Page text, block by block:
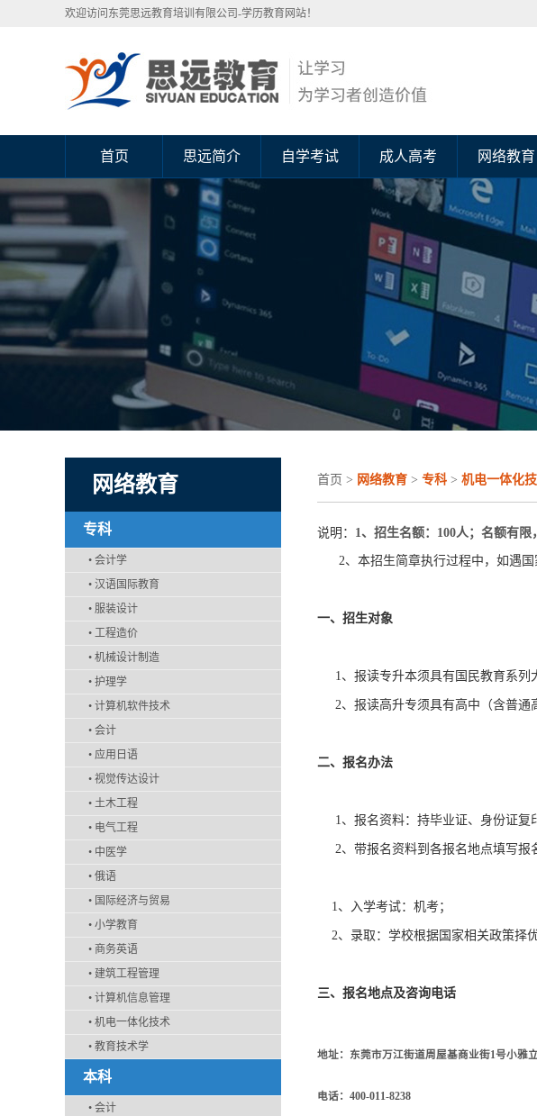
欢迎访问东莞思远教育培训有限公司-学历教育网站！
首页 思远简介 自学考试 成人高考 网络教育
首页 > 网络教育 > 专科 > 机电一体化
说明： 1、招生名额：100人；名额有限
2、本招生简章执行过程中，如遇国
一、招生对象
1、报读专升本须具有国民教育系列
2、报读高升专须具有高中（含普通
二、报名办法
1、报名资料：持毕业证、身份证复
2、带报名资料到各报名地点填写
1、入学考试：机考；
2、录取：学校根据国家相关政策择
三、 报名地点及咨询电话
地址：东莞市万江街道周屋基商业街1号小雅
电话：400-011-8238
网络教育
专科
• 会计学
• 汉语国际教育
• 服装设计
• 工程造价
• 机械设计制造
• 护理学
• 计算机软件技术
• 会计
• 应用日语
• 视觉传达设计
• 土木工程
• 电气工程
• 中医学
• 俄语
• 国际经济与贸易
• 小学教育
• 商务英语
• 建筑工程管理
• 计算机信息管理
• 机电一体化技术
• 教育技术学
本科
• 会计